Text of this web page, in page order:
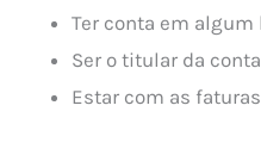
Ter conta em algum
Ser o titular da
Estar com as